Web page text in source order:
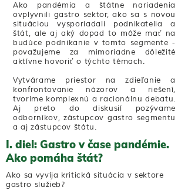
Ako pandémia a štátne nariadenia
ovplyvnili gastro sektor, ako sa s novou
situáciou vysporiadali podnikatelia a
štát, ale aj aký dopad to môže mať na
budúce podnikanie v tomto segmente -
považujeme za mimoriadne dôležité
aktívne hovoriť o týchto témach.
Vytvárame priestor na zdieľanie a
konfrontovanie názorov a riešení,
tvoríme komplexnú a racionálnu debatu.
Aj preto do diskusií pozývame
odborníkov, zástupcov gastro segmentu
a aj zástupcov štátu.
I. diel: Gastro v čase pandémie.
Ako pomáha štát?
Ako sa vyvíja kritická situácia v sektore
gastro služieb?